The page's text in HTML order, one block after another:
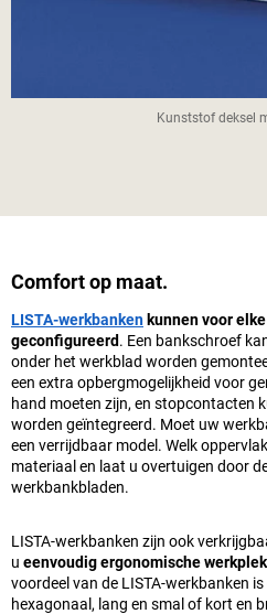
Kunststof deksel
Comfort op maat.
LISTA-werkbanken kunnen voor
geconfigureerd. Een bankschroef
onder het werkblad worden
een extra opbergmogelijkheid voor
hand moeten zijn, en stopcontacten
worden geïntegreerd. Moet uw
een verrijdbaar model. Welk
materiaal en laat u overtuigen door
werkbankbladen.
LISTA-werkbanken zijn ook
u eenvoudig ergonomische
voordeel van de LISTA-werkbanken is
hexagonaal, lang en smal of kort en